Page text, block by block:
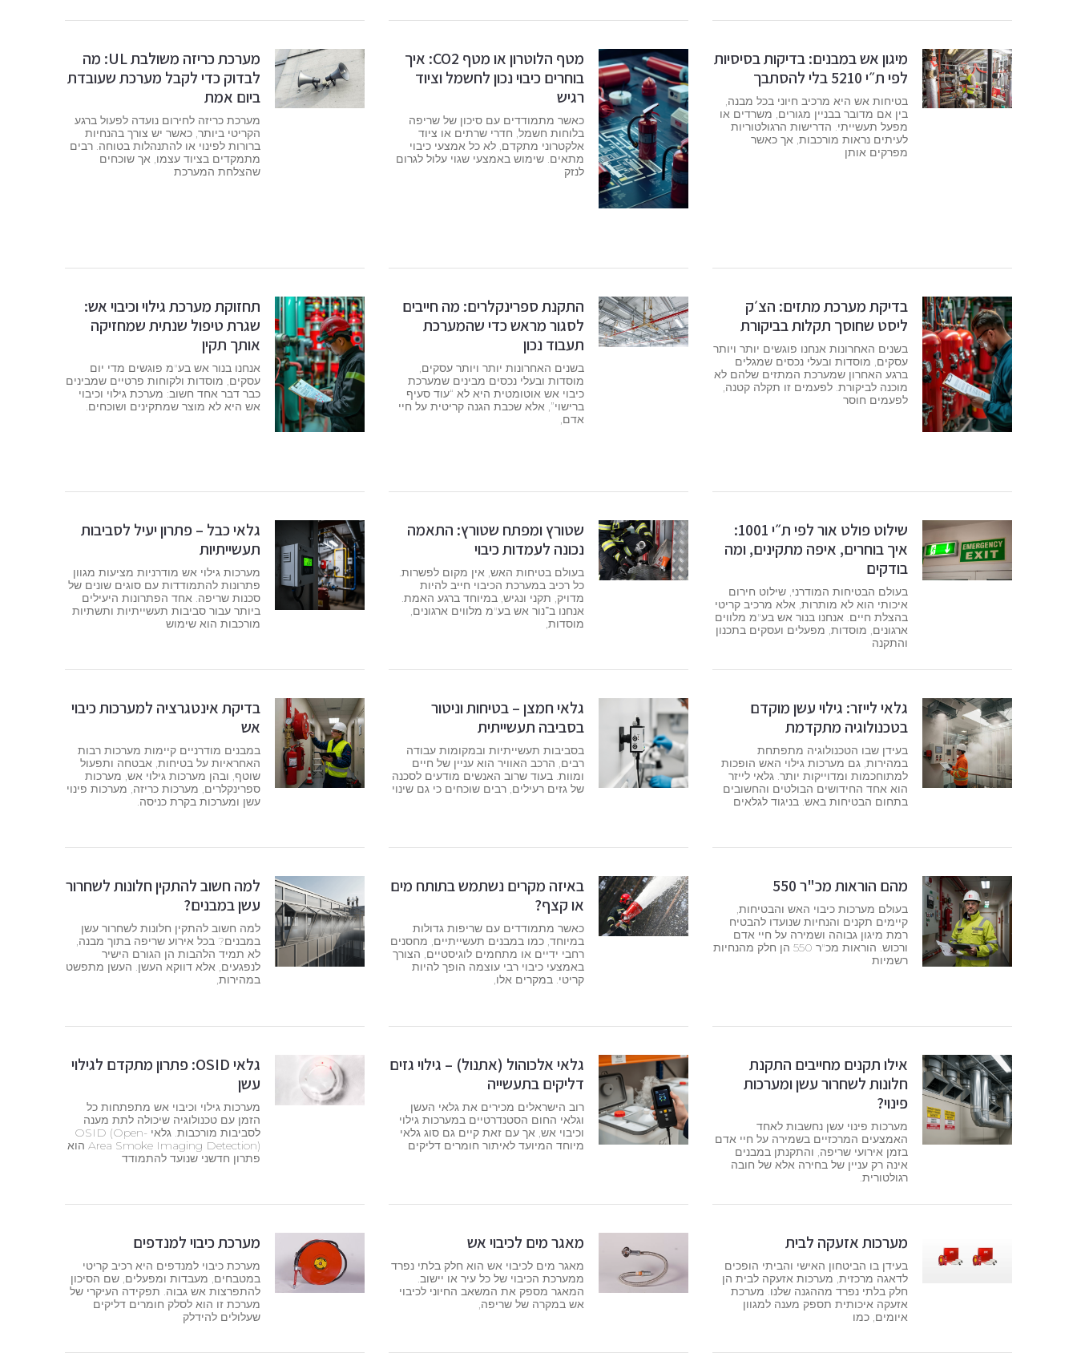
מיגון אש במבנים: בדיקות בסיסיות
לפי ת״י 5210 בלי להסתבך
בטיחות אש היא מרכיב חיוני בכל מבנה,
בין אם מדובר בבניין מגורים, משרדים או
מפעל תעשייתי. הדרישות הרגולטוריות
לעיתים נראות מורכבות, אך כאשר
מפרקים אותן
מטף הלוטרון או מטף CO2: איך
בוחרים כיבוי נכון לחשמל וציוד
רגיש
כאשר מתמודדים עם סיכון של שריפה
בלוחות חשמל, חדרי שרתים או ציוד
אלקטרוני מתקדם, לא כל אמצעי כיבוי
מתאים. שימוש באמצעי שגוי עלול לגרום
לנזק
מערכת כריזה משולבת UL: מה
לבדוק כדי לקבל מערכת שעובדת
ביום אמת
מערכת כריזה לחירום נועדה לפעול ברגע
הקריטי ביותר, כאשר יש צורך בהנחיות
ברורות לפינוי או להתנהלות בטוחה. רבים
מתמקדים בציוד עצמו, אך שוכחים
שהצלחת המערכת
בדיקת מערכת מתזים: הצ׳ק
ליסט שחוסך תקלות בביקורת
בשנים האחרונות אנחנו פוגשים יותר ויותר
עסקים, מוסדות ובעלי נכסים שמגלים
ברגע האחרון שמערכת המתזים שלהם לא
מוכנה לביקורת. לפעמים זו תקלה קטנה,
לפעמים חוסר
התקנת ספרינקלרים: מה חייבים
לסגור מראש כדי שהמערכת
תעבוד נכון
בשנים האחרונות יותר ויותר עסקים,
מוסדות ובעלי נכסים מבינים שמערכת
כיבוי אש אוטומטית היא לא “עוד סעיף
ברישוי”, אלא שכבת הגנה קריטית על חיי
אדם,
תחזוקת מערכת גילוי וכיבוי אש:
שגרת טיפול שנתית שמחזיקה
אותך תקין
אנחנו בנור אש בע"מ פוגשים מדי יום
עסקים, מוסדות ולקוחות פרטיים שמבינים
כבר דבר אחד חשוב: מערכת גילוי וכיבוי
אש היא לא מוצר שמתקינים ושוכחים.
שילוט פולט אור לפי ת״י 1001:
איך בוחרים, איפה מתקינים, ומה
בודקים
בעולם הבטיחות המודרני, שילוט חירום
איכותי הוא לא מותרות, אלא מרכיב קריטי
בהצלת חיים. אנחנו בנור אש בע"מ מלווים
ארגונים, מוסדות, מפעלים ועסקים בתכנון
והתקנה
שטורץ ומפתח שטורץ: התאמה
נכונה לעמדות כיבוי
בעולם בטיחות האש, אין מקום לפשרות.
כל רכיב במערכת הכיבוי חייב להיות
מדויק, תקני ונגיש, במיוחד ברגע האמת.
אנחנו ב־נור אש בע"מ מלווים ארגונים,
מוסדות,
גלאי כבל – פתרון יעיל לסביבות
תעשייתיות
מערכות גילוי אש מודרניות מציעות מגוון
פתרונות להתמודדות עם סוגים שונים של
סכנות שריפה. אחד הפתרונות היעילים
ביותר עבור סביבות תעשייתיות ותשתיות
מורכבות הוא שימוש
גלאי לייזר: גילוי עשן מוקדם
בטכנולוגיה מתקדמת
בעידן שבו הטכנולוגיה מתפתחת
במהירות, גם מערכות גילוי האש הופכות
למתוחכמות ומדוייקות יותר. גלאי לייזר
הוא אחד החידושים הבולטים והחשובים
בתחום הבטיחות באש. בניגוד לגלאים
גלאי חמצן – בטיחות וניטור
בסביבה תעשייתית
בסביבות תעשייתיות ובמקומות עבודה
רבים, הרכב האוויר הוא עניין של חיים
ומוות. בעוד שרוב האנשים מודעים לסכנה
של גזים רעילים, רבים שוכחים כי גם שינוי
בדיקת אינטגרציה למערכות כיבוי
אש
במבנים מודרניים קיימות מערכות רבות
האחראיות על בטיחות, אבטחה ותפעול
שוטף, ובהן מערכות גילוי אש, מערכות
ספרינקלרים, מערכות כריזה, מערכות פינוי
עשן ומערכות בקרת כניסה.
מהם הוראות מכ"ר 550
בעולם מערכות כיבוי האש והבטיחות,
קיימים תקנים והנחיות שנועדו להבטיח
רמת מיגון גבוהה ושמירה על חיי אדם
ורכוש. הוראות מכ"ר 550 הן חלק מהנחיות
רשמיות
באיזה מקרים נשתמש בתותח מים
או קצף?
כאשר מתמודדים עם שריפות גדולות
במיוחד, כמו במבנים תעשייתיים, מחסנים
רחבי ידיים או מתחמים לוגיסטיים, הצורך
באמצעי כיבוי רבי עוצמה הופך להיות
קריטי. במקרים אלו,
למה חשוב להתקין חלונות לשחרור
עשן במבנים?
למה חשוב להתקין חלונות לשחרור עשן
במבנים? בכל אירוע שריפה בתוך מבנה,
לא תמיד הלהבות הן הגורם הישיר
לנפגעים, אלא דווקא העשן. העשן מתפשט
במהירות,
אילו תקנים מחייבים התקנת
חלונות לשחרור עשן ומערכות
פינוי?
מערכות פינוי עשן נחשבות לאחד
האמצעים המרכזיים בשמירה על חיי אדם
בזמן אירועי שריפה, והתקנתן במבנים
אינה רק עניין של בחירה אלא של חובה
רגולטורית.
גלאי אלכוהול (אתנול) – גילוי גזים
דליקים בתעשייה
רוב הישראלים מכירים את גלאי העשן
וגלאי החום הסטנדרטיים במערכות גילוי
וכיבוי אש, אך עם זאת קיים גם סוג גלאי
מיוחד המיועד לאיתור חומרים דליקים
גלאי OSID: פתרון מתקדם לגילוי
עשן
מערכות גילוי וכיבוי אש מתפתחות כל
הזמן עם טכנולוגיה שיכולה לתת מענה
לסביבות מורכבות. גלאי OSID (Open-
Area Smoke Imaging Detection) הוא
פתרון חדשני שנועד להתמודד
מערכות אזעקה לבית
בעידן בו הביטחון האישי והביתי הופכים
לדאגה מרכזית, מערכות אזעקה לבית הן
חלק בלתי נפרד מההגנה שלנו. מערכת
אזעקה איכותית תספק מענה למגוון
איומים, כמו
מאגר מים לכיבוי אש
מאגר מים לכיבוי אש הוא חלק בלתי נפרד
ממערכת הכיבוי של כל עיר או יישוב.
המאגר מספק את המשאב החיוני לכיבוי
אש במקרה של שריפה,
מערכת כיבוי למנדפים
מערכת כיבוי למנדפים היא רכיב קריטי
במטבחים, מעבדות ומפעלים, שם הסיכון
להתפרצות אש גבוה. תפקידה העיקרי של
מערכת זו הוא לסלק חומרים דליקים
שעלולים להידלק